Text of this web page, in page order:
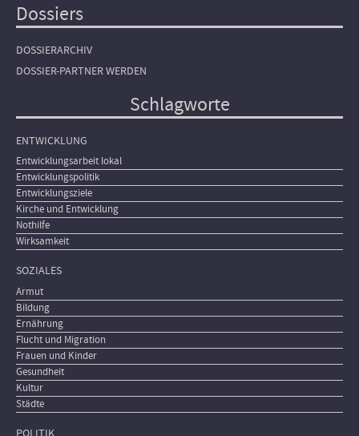
Dossiers
DOSSIERARCHIV
DOSSIER-PARTNER WERDEN
Schlagworte
ENTWICKLUNG
Entwicklungsarbeit lokal
Entwicklungspolitik
Entwicklungsziele
Kirche und Entwicklung
Nothilfe
Wirksamkeit
SOZIALES
Armut
Bildung
Ernährung
Flucht und Migration
Frauen und Kinder
Gesundheit
Kultur
Städte